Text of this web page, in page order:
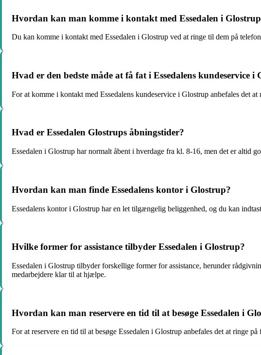
Hvordan kan man komme i kontakt med Essedalen i
Du kan komme i kontakt med Essedalen i Glostrup ved at ringe til dem på
Hvad er den bedste måde at få fat i Essedalens kundeservice i
For at komme i kontakt med Essedalens kundeservice i Glostrup anbefales det
Hvad er Essedalen Glostrups åbningstider?
Essedalen i Glostrup har normalt åbent i hverdage fra kl. 8-16, men det er altid
Hvordan kan man finde Essedalens kontor i Glostrup?
Essedalens kontor i Glostrup har en let tilgængelig beliggenhed, og du kan
Hvilke former for assistance tilbyder Essedalen i Glostrup?
Essedalen i Glostrup tilbyder forskellige former for assistance, herunder
medarbejdere klar til at hjælpe.
Hvordan kan man reservere en tid til at besøge Essedalen i
For at reservere en tid til at besøge Essedalen i Glostrup anbefales det at ringe